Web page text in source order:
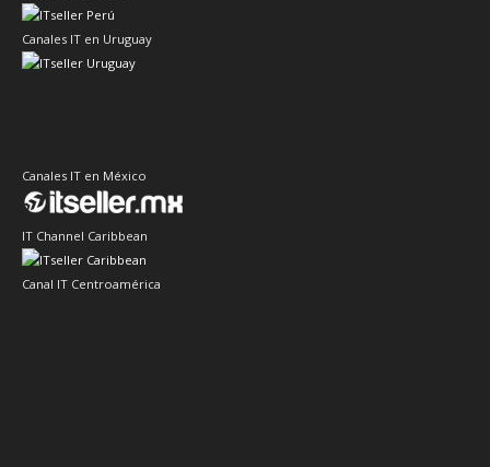
Canales IT en Uruguay
Canales IT en México
IT Channel Caribbean
Canal IT Centroamérica